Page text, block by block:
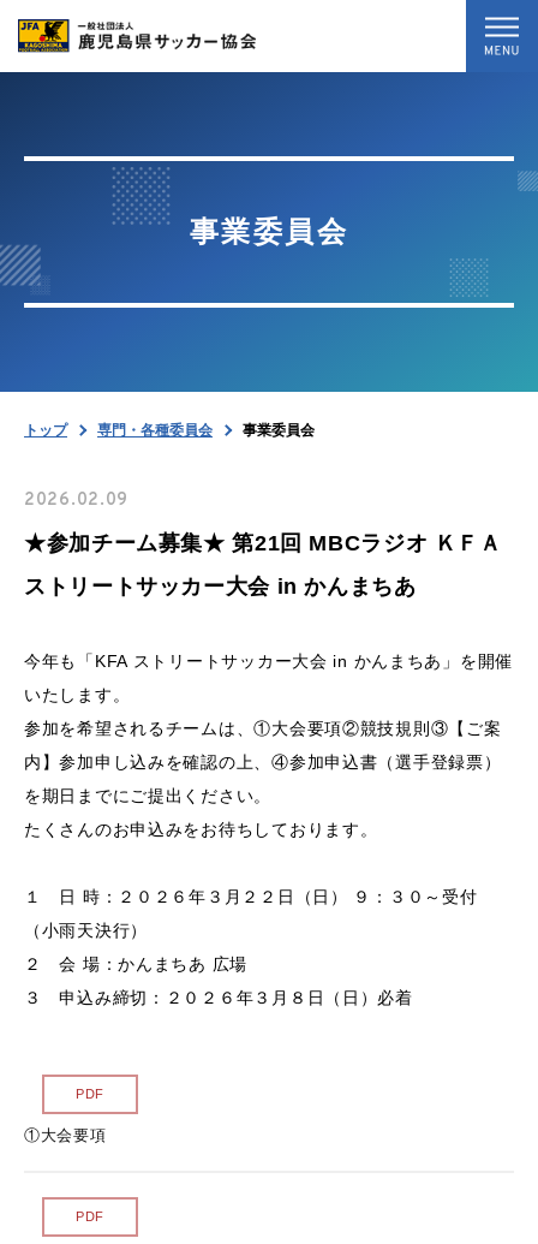
最新情報
専門・各種委員会
お問い合わせ
暴力等根絶相談案内
関連リンク
スポンサー企業一覧
事業委員会
トップ 専門・各種委員会 事業委員会
2026.02.09
★参加チーム募集★ 第21回 MBCラジオ ＫＦＡ
ストリートサッカー大会 in かんまちあ
今年も「KFA ストリートサッカー大会 in かんまちあ」を開催
いたします。
参加を希望されるチームは、①大会要項②競技規則③【ご案
内】参加申し込みを確認の上、④参加申込書（選手登録票）
を期日までにご提出ください。
たくさんのお申込みをお待ちしております。
１ 日 時：２０２６年３月２２日（日） ９：３０～受付
（小雨天決行）
２ 会 場：かんまちあ 広場
３ 申込み締切：２０２６年３月８日（日）必着
PDF
①大会要項
PDF